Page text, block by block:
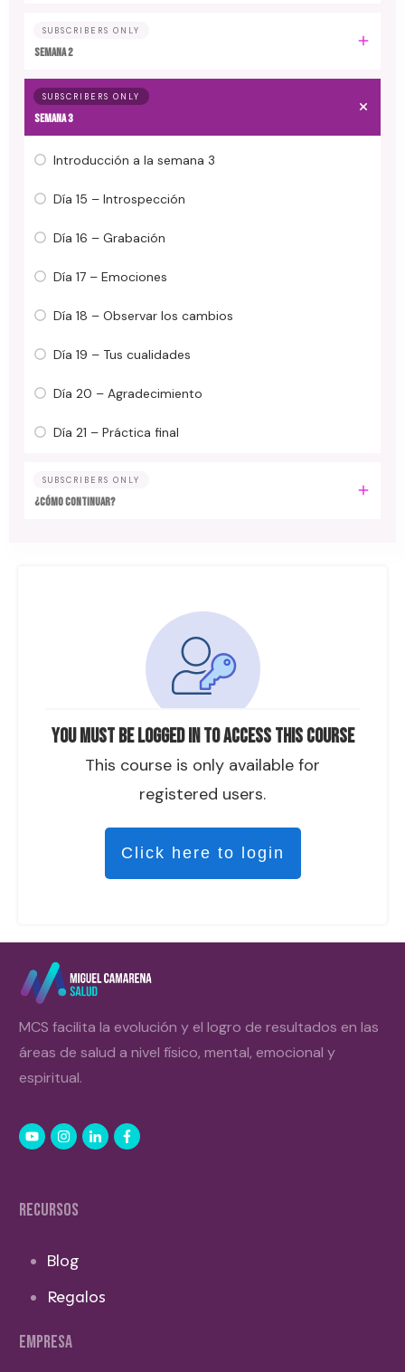
You must be logged in to access this course
This course is only available for
registered users.
Click here to login
SUBSCRIBERS ONLY
Semana 2
SUBSCRIBERS ONLY
Semana 3
Introducción a la semana 3
Día 15 – Introspección
Día 16 – Grabación
Día 17 – Emociones
Día 18 – Observar los cambios
Día 19 – Tus cualidades
Día 20 – Agradecimiento
Día 21 – Práctica final
SUBSCRIBERS ONLY
¿Cómo continuar?
MCS facilita la evolución y el logro de resultados en las
áreas de salud a nivel físico, mental, emocional y
espiritual.
RECURSOS
Blog
Regalos
EMPRESA